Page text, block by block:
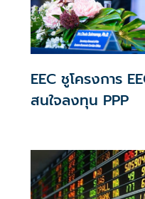
EEC ชูโครงการ
สนใจลงทุน PPP